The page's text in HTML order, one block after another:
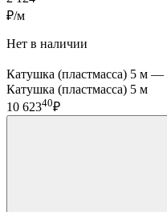
₽/м
Нет в наличии
Катушка (пластмасса) 5 м —
Катушка (пластмасса) 5 м
10 62340₽